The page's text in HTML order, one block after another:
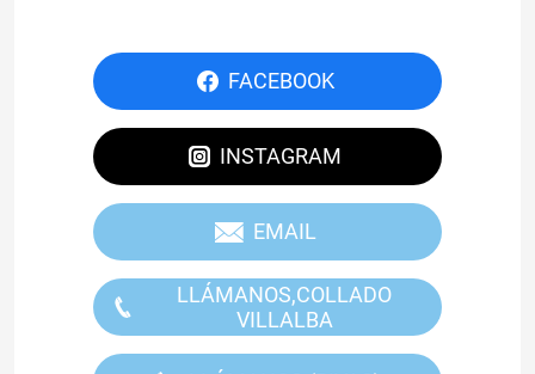
FACEBOOK
INSTAGRAM
EMAIL
LLÁMANOS,COLLADO
VILLALBA